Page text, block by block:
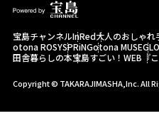
宝島チャンネルInRed大人のおしゃれ
otona ROSYSPRiNGotona MUSE
田舎暮らしの本宝島すごい！WEB 『
Copyright © TAKARAJIMASHA,Inc. All